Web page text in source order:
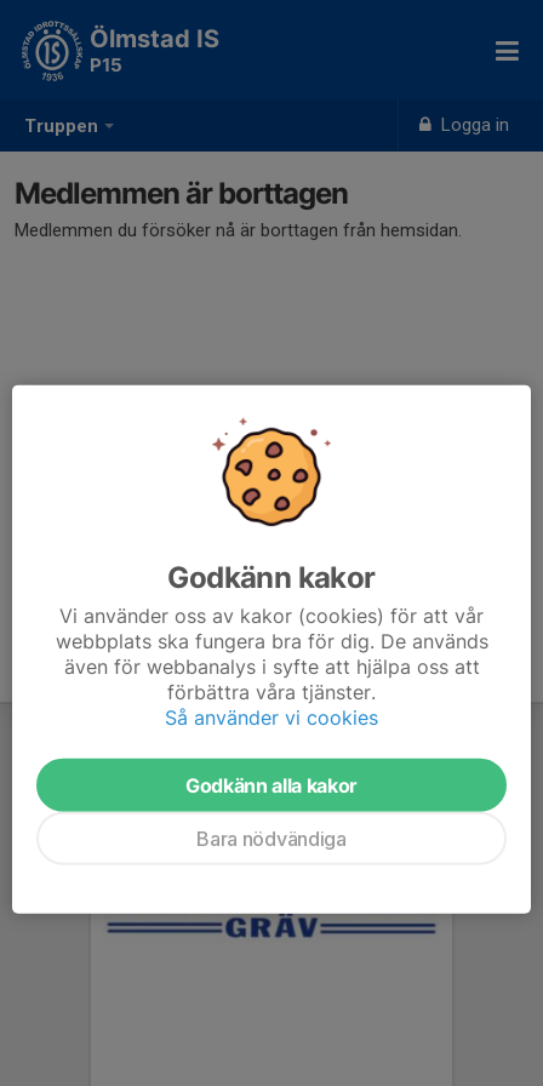
Truppen Logga in
Ölmstad IS
P15
Medlemmen är borttagen
Medlemmen du försöker nå är borttagen från hemsidan.
Godkänn kakor
Vi använder oss av kakor (cookies) för att vår
webbplats ska fungera bra för dig. De används
även för webbanalys i syfte att hjälpa oss att
förbättra våra tjänster.
Så använder vi cookies
Godkänn alla kakor
Bara nödvändiga